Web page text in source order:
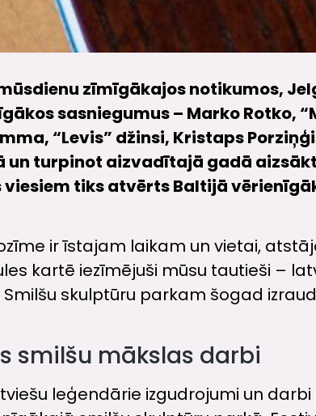
zīmīgākajos notikumos,
sasniegumus – Marko Rotko,
“Levis” džinsi, Kristaps
turpinot aizvadītajā gadā
tiks atvērts Baltijā
ir īstajam laikam un vietai,
kartē iezīmējuši mūsu tautieši –
skulptūru parkam šogad
smilšu mākslas darbi
leģendārie izgudrojumi un